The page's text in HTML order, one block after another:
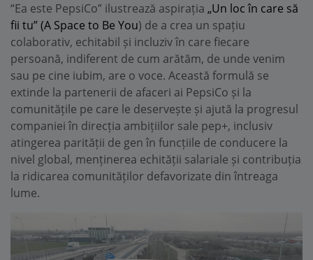
“Ea este PepsiCo” ilustrează aspirația „Un loc în care să
fii tu” (A Space to Be You) de a crea un spațiu
colaborativ, echitabil și incluziv în care fiecare
persoană, indiferent de cum arătăm, de unde venim
sau pe cine iubim, are o voce. Această formulă se
extinde la partenerii de afaceri ai PepsiCo și la
comunitățile pe care le deservește și ajută la progresul
companiei în direcția ambițiilor sale pep+, inclusiv
atingerea parității de gen în funcțiile de conducere la
nivel global, menținerea echității salariale și contribuția
la ridicarea comunităților defavorizate din întreaga
lume.